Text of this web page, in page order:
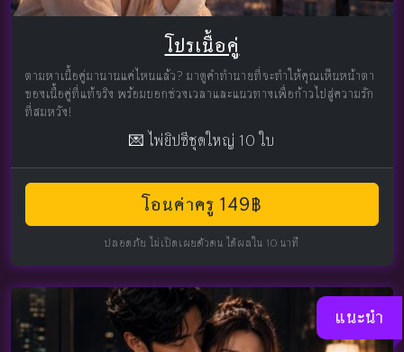
โปรเนื้อคู่
ตามหาเนื้อคู่มานานแค่ไหนแล้ว? มาดูคำทำนายที่จะทำให้คุณเห็นหน้าตา
ของเนื้อคู่ที่แท้จริง พร้อมบอกช่วงเวลาและแนวทางเพื่อก้าวไปสู่ความรัก
ที่สมหวัง!
💌 ไพ่ยิปซีชุดใหญ่ 10 ใบ
โอนค่าครู 149฿
ปลอดภัย ไม่เปิดเผยตัวตน ได้ผลใน 10 นาที
แนะนำ